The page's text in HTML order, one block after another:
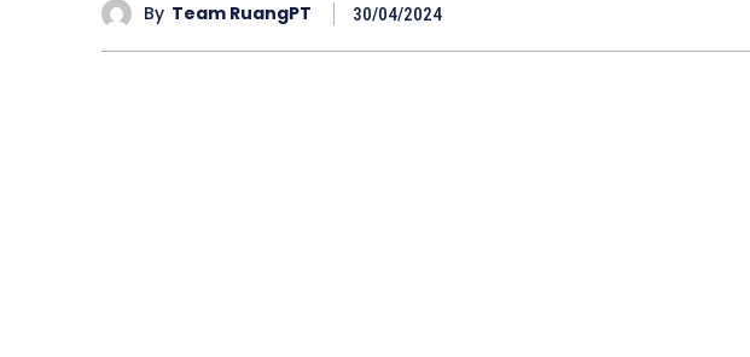
By Team RuangPT 30/04/2024